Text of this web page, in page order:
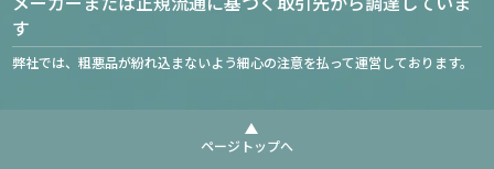
す
弊社では、粗悪品が紛れ込まないよう細心の注意を払って運営しております。
ページトップへ